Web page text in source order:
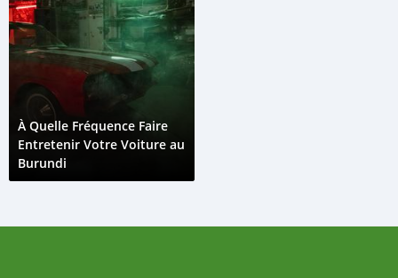
À Quelle Fréquence Faire
Entretenir Votre Voiture au
Burundi